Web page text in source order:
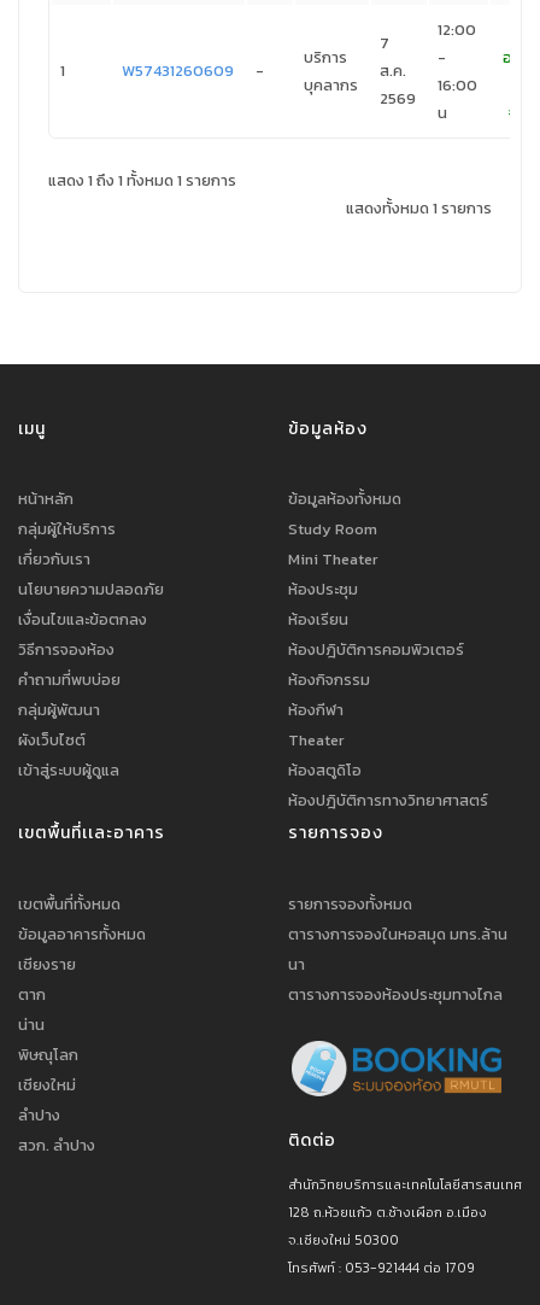
1 W57431260609 -
บริการ
บุคลากร
7
ส.ค.
2569
12:00
-
16:00
น
อนุมั
จอง
แสดง 1 ถึง 1 ทั้งหมด 1 รายการ
แสดงทั้งหมด 1 รายการ
เมนู
หน้าหลัก
กลุ่มผู้ให้บริการ
เกี่ยวกับเรา
นโยบายความปลอดภัย
เงื่อนไขและข้อตกลง
วิธีการจองห้อง
คำถามที่พบบ่อย
กลุ่มผู้พัฒนา
ผังเว็บไซต์
เข้าสู่ระบบผู้ดูแล
ข้อมูลห้อง
ข้อมูลห้องทั้งหมด
Study Room
Mini Theater
ห้องประชุม
ห้องเรียน
ห้องปฎิบัติการคอมพิวเตอร์
ห้องกิจกรรม
ห้องกีฬา
Theater
ห้องสตูดิโอ
ห้องปฎิบัติการทางวิทยาศาสตร์
เขตพื้นที่เเละอาคาร
เขตพื้นที่ทั้งหมด
ข้อมูลอาคารทั้งหมด
เชียงราย
ตาก
น่าน
พิษณุโลก
เชียงใหม่
ลำปาง
สวก. ลำปาง
รายการจอง
รายการจองทั้งหมด
ตารางการจองในหอสมุด มทร.ล้าน
นา
ตารางการจองห้องประชุมทางไกล
ติดต่อ
สำนักวิทยบริการและเทคโนโลยีสารสนเทศ
128 ถ.ห้วยแก้ว ต.ช้างเผือก อ.เมือง
จ.เชียงใหม่ 50300
โทรศัพท์ : 053-921444 ต่อ 1709